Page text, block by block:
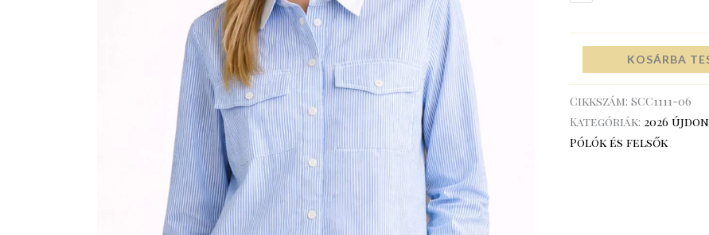
KOSÁRBA
Cikkszám: SCC1111-06
Kategóriák: 2026
Pólók és felsők